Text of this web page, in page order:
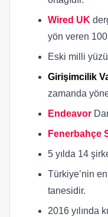
Wired UK
yön veren
Eski milli
Girişimcilik
zamanda
Endeavor
Fenerbahçe
5 yılda 14
Türkiye’nin
tanesidir.
2016 yılında